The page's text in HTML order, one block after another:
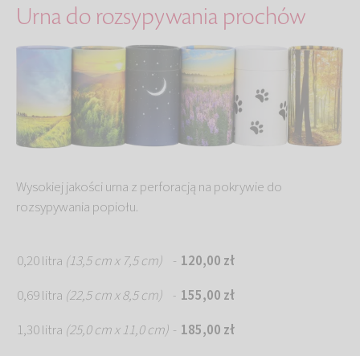
Urna do rozsypywania prochów
Wysokiej jakości urna z perforacją na pokrywie do
rozsypywania popiołu.
0,20 litra (13,5 cm x 7,5 cm) - 120,00 zł
0,69 litra (22,5 cm x 8,5 cm) - 155,00 zł
1,30 litra (25,0 cm x 11,0 cm) - 185,00 zł